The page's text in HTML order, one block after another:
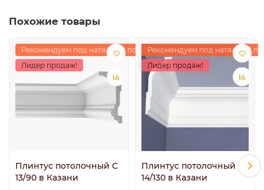
Похожие товары
Рекомендуем под натяжной потолок
Лидер продаж!
Плинтус потолочный C
13/90 в Казани
Рекомендуем под натяжной
Лидер продаж!
Плинтус потолочный C
14/130 в Казани